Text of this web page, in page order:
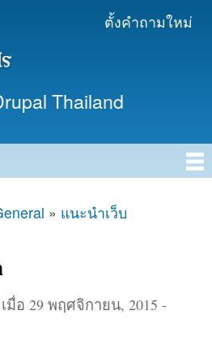
า
ตั้งคำถามใหม่
Thailand
» แนะนำเว็บ
เมื่อ 29 พฤศจิกายน, 2015 -